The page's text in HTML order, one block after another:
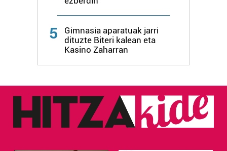
zerbitzuak hobetzeko asmoz, cookie teknologiaz
baliatzen gara. Ohar hau onartuz gero, teknologia hori
5
Gimnasia aparatuak jarri
dituzte Biteri kalean eta
Kasino Zaharran